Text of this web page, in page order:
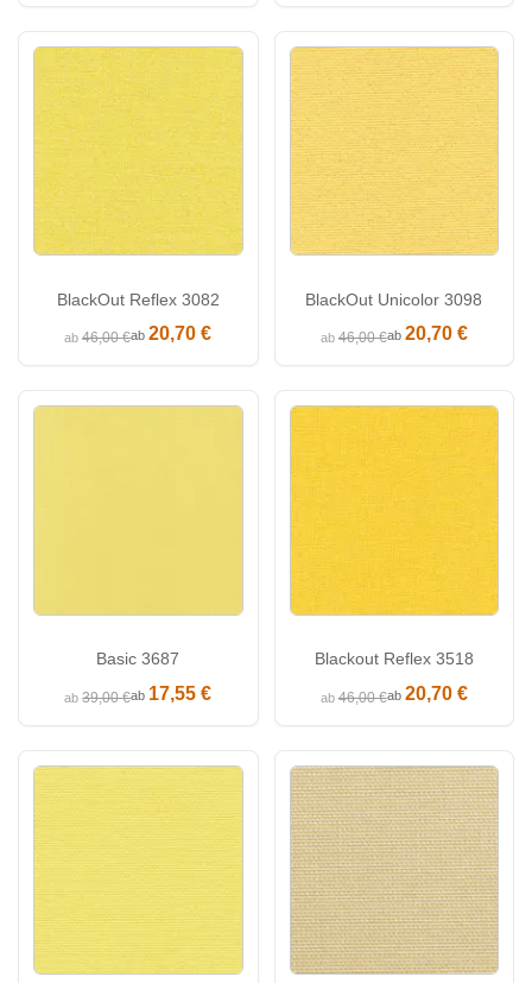
BlackOut Reflex 3082
ab46,00 €ab20,70 €
BlackOut Unicolor 3098
ab46,00 €ab 20,70 €
Basic 3687
ab39,00 €ab 17,55 €
Blackout Reflex 3518
ab46,00 €ab 20,70 €